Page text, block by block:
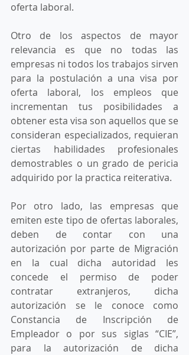
oferta laboral.
Otro de los aspectos de mayor
relevancia es que no todas las
empresas ni todos los trabajos sirven
para la postulación a una visa por
oferta laboral, los empleos que
incrementan tus posibilidades a
obtener esta visa son aquellos que se
consideran especializados, requieran
ciertas habilidades profesionales
demostrables o un grado de pericia
adquirido por la practica reiterativa.
Por otro lado, las empresas que
emiten este tipo de ofertas laborales,
deben de contar con una
autorización por parte de Migración
en la cual dicha autoridad les
concede el permiso de poder
contratar extranjeros, dicha
autorización se le conoce como
Constancia de Inscripción de
Empleador o por sus siglas “CIE”,
para la autorización de dicha